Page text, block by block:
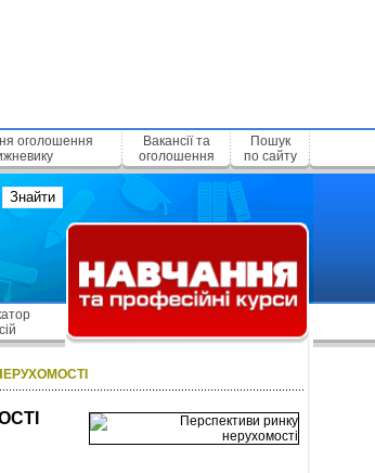
Знайти
оголошення
Вакансії та
оголошення
Пошук
по сайту